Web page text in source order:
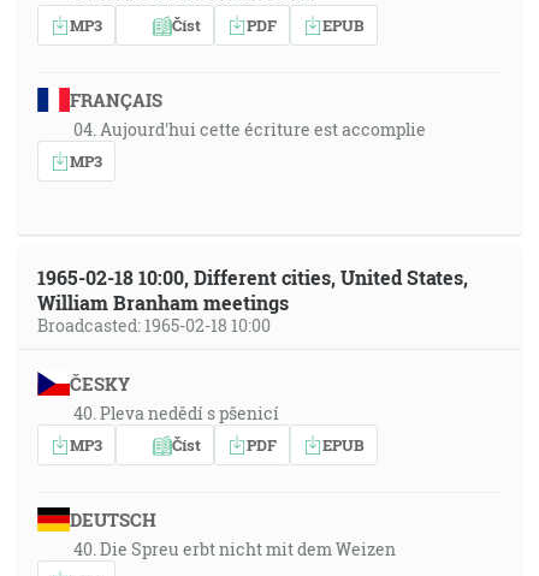
MP3 Číst PDF EPUB
FRANÇAIS
04. Aujourd'hui cette écriture est accomplie
MP3
1965-02-18 10:00, Different cities, United States,
William Branham meetings
Broadcasted: 1965-02-18 10:00
ČESKY
40. Pleva nedědí s pšenicí
MP3 Číst PDF EPUB
DEUTSCH
40. Die Spreu erbt nicht mit dem Weizen